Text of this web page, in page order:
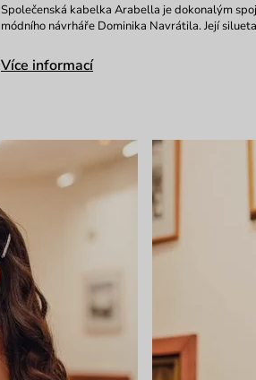
Společenská kabelka Arabella je dokonalým
módního návrháře Dominika Navrátila. Její
Více informací